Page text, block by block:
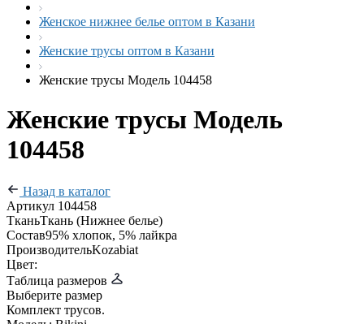
Женское нижнее белье оптом в Казани
Женские трусы оптом в Казани
Женские трусы Модель 104458
Женские трусы Модель
104458
Назад в каталог
Артикул 104458
ТканьТкань (Нижнее белье)
Состав95% хлопок, 5% лайкра
ПроизводительKozabiat
Цвет:
Таблица размеров
Выберите размер
Комплект трусов.